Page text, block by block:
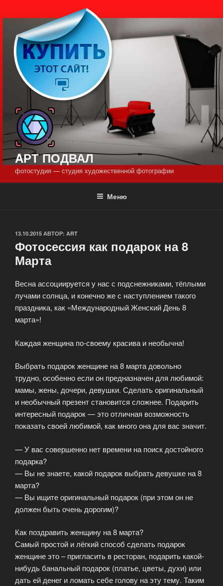
к
содержимому
AРТ ПОДВАЛ
фотостудия — студия художественной фотографии
Меню
ОПУБЛИКОВАНО
13.10.2015 АВТОР: ART
Фотосессия как подарок на 8
Марта
Весна ассоциируется у нас с подснежниками, тёплыми
лучами солнца, и конечно же с наступлением такого
праздника, как «Международный Женский День 8
марта»!
Каждая женщина по-своему красива и необычна!
Выбрать подарок женщине на 8 марта довольно
трудно, особенно если он предназначен для любимой:
мамы, жены, дочери, девушки. Сделать оригинальный
и необычный презент становится сложнее. Подарить
интересный подарок — это отличная возможность
показать своей любимой, как много она для вас значит.
— У вас совершенно нет времени на поиск достойного
подарка?
— Вы не знаете, какой подарок выбрать девушке на 8
марта?
— Вы ищите оригинальный подарок (при этом он не
должен быть очень дорогим)?
Как поздравить женщину на 8 марта?
Самый простой и лёгкий способ сделать подарок
женщине это – пригласить в ресторан, подарить какой-
нибудь банальный подарок (платье, цветы, духи) или
дать ей денег и ломать себе голову на эту тему. Таким